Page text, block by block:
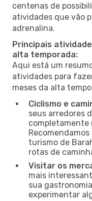
centenas de
atividades que vão
adrenalina.
Principais
alta temporada:
Aqui está um
atividades para
meses da alta
Ciclismo e
seus arredores
completamente
turismo de
rotas de
Visitar os
mais
sua
experimentar